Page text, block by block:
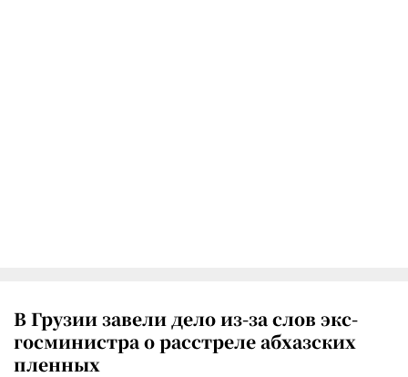
В Грузии завели дело из-за слов экс-
госминистра о расстреле абхазских
пленных